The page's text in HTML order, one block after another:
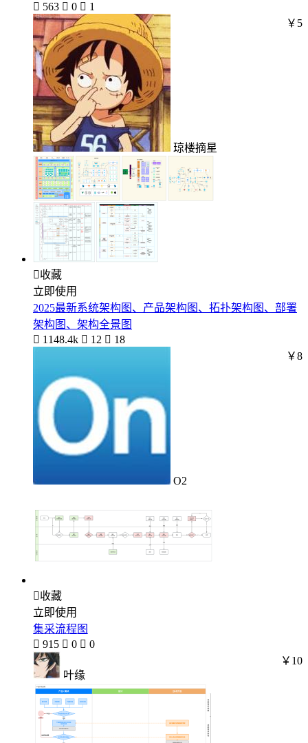
 563  0  1
琼楼摘星
￥5
收藏
立即使用
2025最新系统架构图、产品架构图、拓扑架构图、部署
架构图、架构全景图
 1148.4k  12  18
O2
￥8
收藏
立即使用
集采流程图
 915  0  0
叶缘
￥10